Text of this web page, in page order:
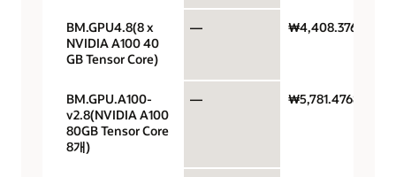
BM.GPU4.8(8 x
NVIDIA A100 40
GB Tensor Core)
— ₩4,408.37606
BM.GPU.A100-
v2.8(NVIDIA A100
80GB Tensor Core
8개)
— ₩5,781.4768